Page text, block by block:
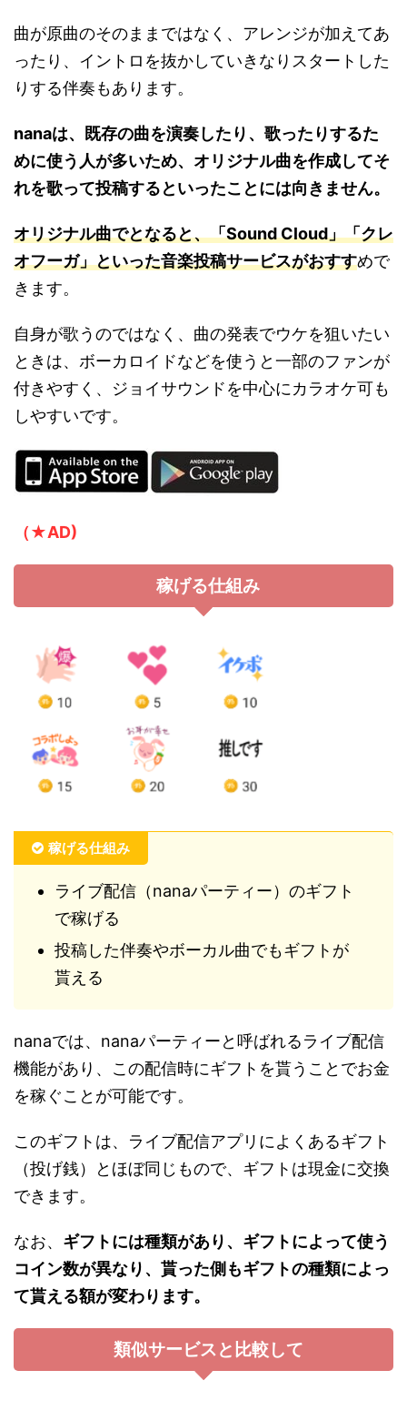
曲が原曲のそのままではなく、アレンジが加えてあ
ったり、イントロを抜かしていきなりスタートした
りする伴奏もあります。
nanaは、既存の曲を演奏したり、歌ったりするた
めに使う人が多いため、オリジナル曲を作成してそ
れを歌って投稿するといったことには向きません。
オリジナル曲でとなると、「Sound Cloud」「クレ
オフーガ」といった音楽投稿サービスがおすすめで
きます。
自身が歌うのではなく、曲の発表でウケを狙いたい
ときは、ボーカロイドなどを使うと一部のファンが
付きやすく、ジョイサウンドを中心にカラオケ可も
しやすいです。
（★AD)
稼げる仕組み
稼げる仕組み
ライブ配信（nanaパーティー）のギフト
で稼げる
投稿した伴奏やボーカル曲でもギフトが
貰える
nanaでは、nanaパーティーと呼ばれるライブ配信
機能があり、この配信時にギフトを貰うことでお金
を稼ぐことが可能です。
このギフトは、ライブ配信アプリによくあるギフト
（投げ銭）とほぼ同じもので、ギフトは現金に交換
できます。
なお、 ギフトには種類があり、ギフトによって使う
コイン数が異なり、貰った側もギフトの種類によっ
て貰える額が変わります。
類似サービスと比較して